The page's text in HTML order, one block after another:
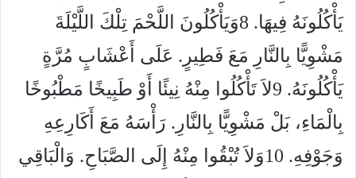
يَأْكُلُونَهُ فِيهَا. 8وَيَأْكُلُونَ اللَّحْمَ تِلْكَ اللَّيْلَةَ
مَشْوِيًّا بِالنَّارِ مَعَ فَطِيرٍ. عَلَى أَعْشَابٍ مُرَّةٍ
يَأْكُلُونَهُ. 9لاَ تَأْكُلُوا مِنْهُ نِيئًا أَوْ طَبِيخًا مَطْبُوخًا
بِالْمَاءِ، بَلْ مَشْوِيًّا بِالنَّارِ. رَأْسَهُ مَعَ أَكَارِعِهِ
وَجَوْفِهِ. 10وَلاَ تُبْقُوا مِنْهُ إِلَى الصَّبَاحِ. وَالْبَاقِي